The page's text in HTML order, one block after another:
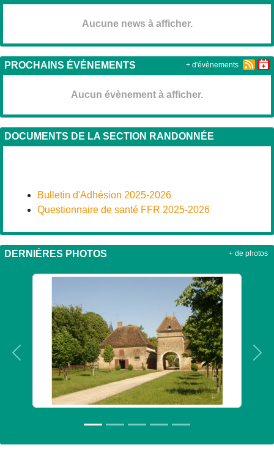
Aucune news à afficher.
PROCHAINS ÉVÉNEMENTS
Aucun évènement à afficher.
+ d'évènements
DOCUMENTS DE LA SECTION RANDONNÉE
Bulletin d'Adhésion 2025-2026
Questionnaire de santé FFR 2025-2026
DERNIÈRES PHOTOS
Précedent
+ de photos